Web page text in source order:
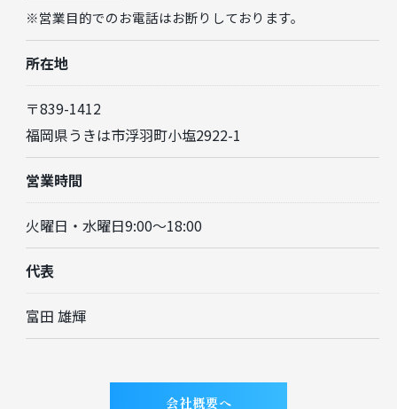
※営業目的でのお電話はお断りしております。
所在地
〒839-1412
福岡県うきは市浮羽町小塩2922-1
営業時間
火曜日・水曜日9:00～18:00
代表
富田 雄輝
会社概要へ
ご予約はこちら